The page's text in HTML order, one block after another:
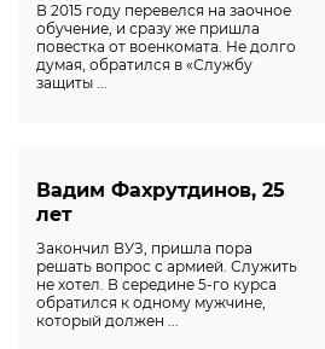
В 2015 году перевелся на заочное
обучение, и сразу же пришла
повестка от военкомата. Не долго
думая, обратился в «Службу
защиты ...
Вадим Фахрутдинов, 25
лет
Закончил ВУЗ, пришла пора
решать вопрос с армией. Служить
не хотел. В середине 5-го курса
обратился к одному мужчине,
который должен ...